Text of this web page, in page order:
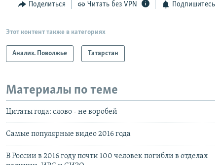
Поделиться Читать без VPN Подпишитесь
Этот контент также в категориях
Анализ. Поволжье Татарстан
Материалы по теме
Цитаты года: слово - не воробей
Самые популярные видео 2016 года
В России в 2016 году почти 100 человек погибли в отделах